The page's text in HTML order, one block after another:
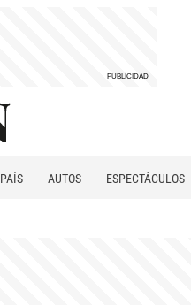
PAÍS AUTOS
ESPECTÁCULOS